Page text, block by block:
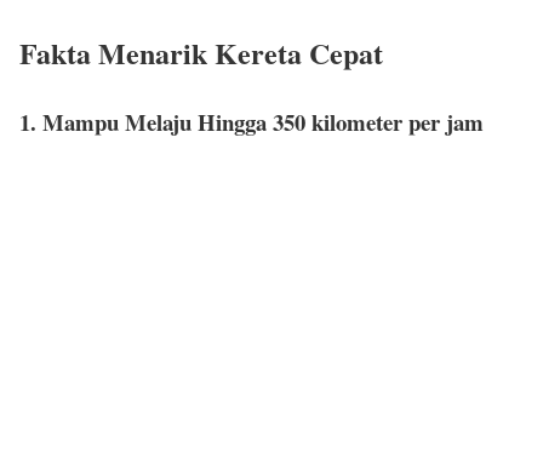
Fakta Menarik Kereta Cepat
1. Mampu Melaju Hingga 350 kilometer per jam